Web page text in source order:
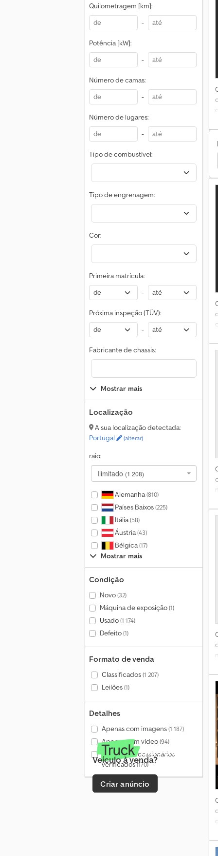
Quilometragem [km]:
-
Potência [kW]:
-
Número de camas:
-
Número de lugares:
-
Tipo de combustível:
Tipo de engrenagem:
Cor:
Primeira matrícula:
-
Próxima inspeção (TÜV):
-
Fabricante de chassis:
Mostrar mais
Localização
A sua localização detectada:
Portugal
(alterar)
raio:
Ilimitado (1 208)
Alemanha(810)
Países Baixos(225)
Itália(58)
Áustria(43)
Bélgica(17)
Mostrar mais
Condição
Novo(32)
Máquina de exposição(1)
Usado(1 174)
Defeito(1)
Formato de venda
Classificados(1 207)
Leilões(1)
Detalhes
Apenas com imagens(1 187)
Apenas com vídeo(94)
Apenas concessionários
verificados(170)
Veículo à venda?
Criar anúncio
Iveco Daily 35 Caravanas / Autocaravanas